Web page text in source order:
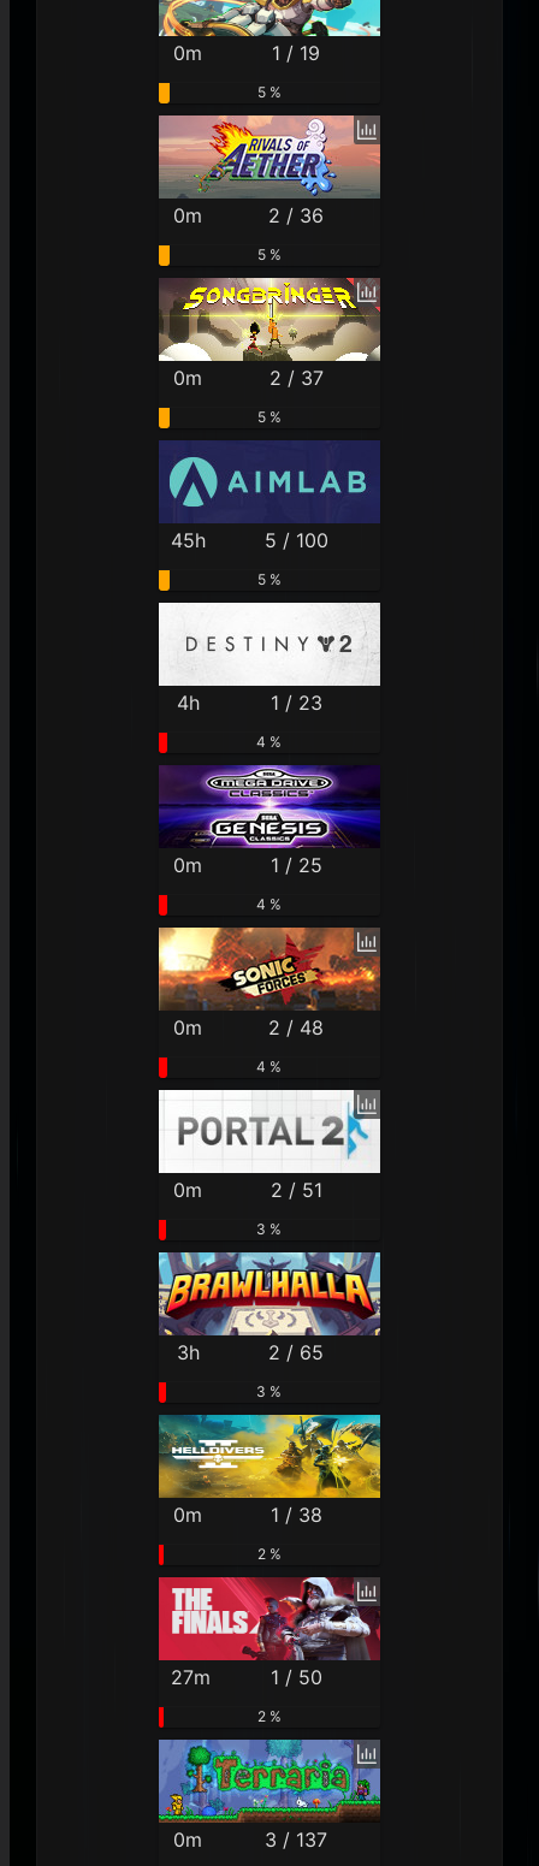
0m 1 / 19
5 %
0m 2 / 36
5 %
0m 2 / 37
5 %
45h 5 / 100
5 %
4h 1 / 23
4 %
0m 1 / 25
4 %
0m 2 / 48
4 %
0m 2 / 51
3 %
3h 2 / 65
3 %
0m 1 / 38
2 %
27m 1 / 50
2 %
0m 3 / 137